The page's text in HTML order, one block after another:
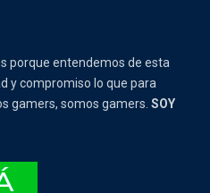
porque entendemos de esta
y compromiso lo que para
gamers, somos gamers. SOY